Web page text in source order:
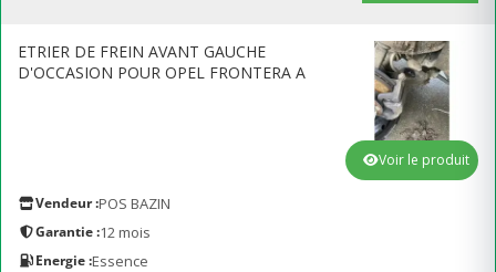
ETRIER DE FREIN AVANT GAUCHE
D'OCCASION POUR OPEL FRONTERA A
Vendeur :POS BAZIN
Garantie :12 mois
Energie :Essence
Voir le produit